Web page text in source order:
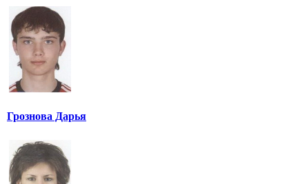
Грознова Дарья